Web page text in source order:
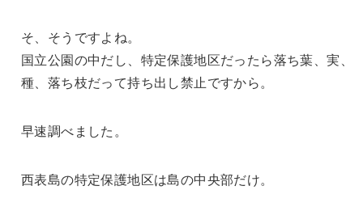
そ、そうですよね。
国立公園の中だし、特定保護地区だったら落ち葉、実、
種、落ち枝だって持ち出し禁止ですから。
早速調べました。
西表島の特定保護地区は島の中央部だけ。